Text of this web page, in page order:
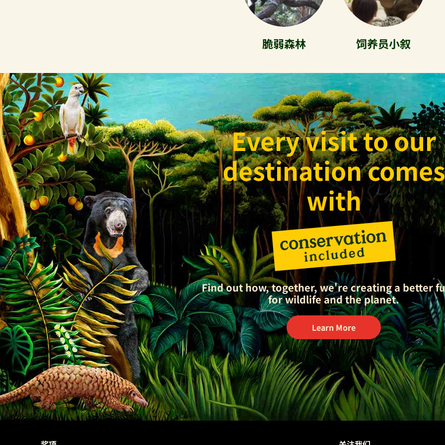
脆弱森林 饲养员小叙
Every visit to our
destination comes
with
Find out how, together, we're creating a better
for wildlife and the planet.
Learn More